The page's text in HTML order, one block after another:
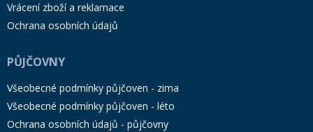
Vrácení zboží a reklamace
Ochrana osobních údajů
PŮJČOVNY
Všeobecné podmínky půjčoven - zima
Všeobecné podmínky půjčoven - léto
Ochrana osobních údajů - půjčovny